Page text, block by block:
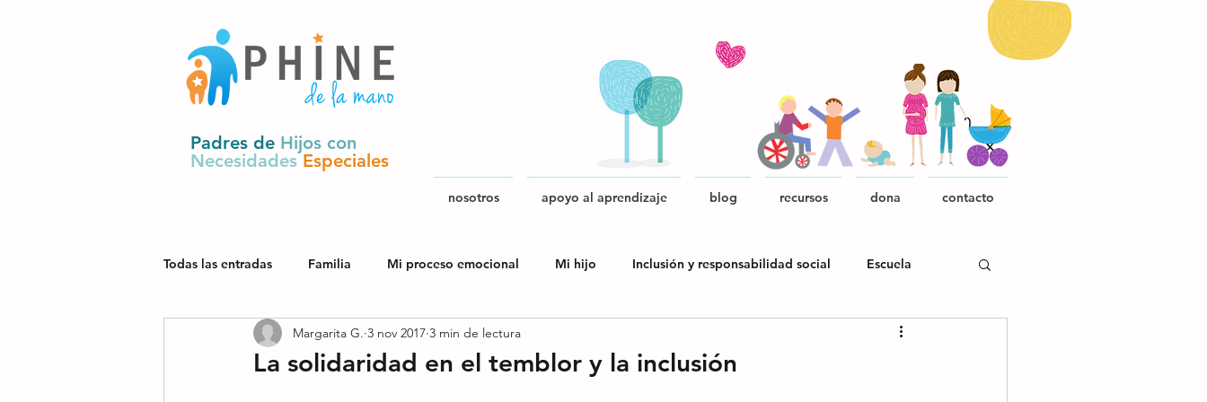
Padres de Hijos con
NecesidadesEspeciales
nosotros apoyo al aprendizaje blog recursos dona contacto
Todas las entradas Familia Mi proceso emocional Mi hijo Inclusión y responsabilidad social Escuela
Derechos y política pública
La solidaridad en el temblor y la inclusión
Margarita G. 3 nov 2017 3 min de lectura